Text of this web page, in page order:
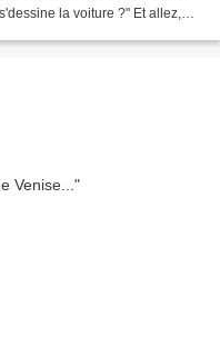
la voiture ?" Et allez,